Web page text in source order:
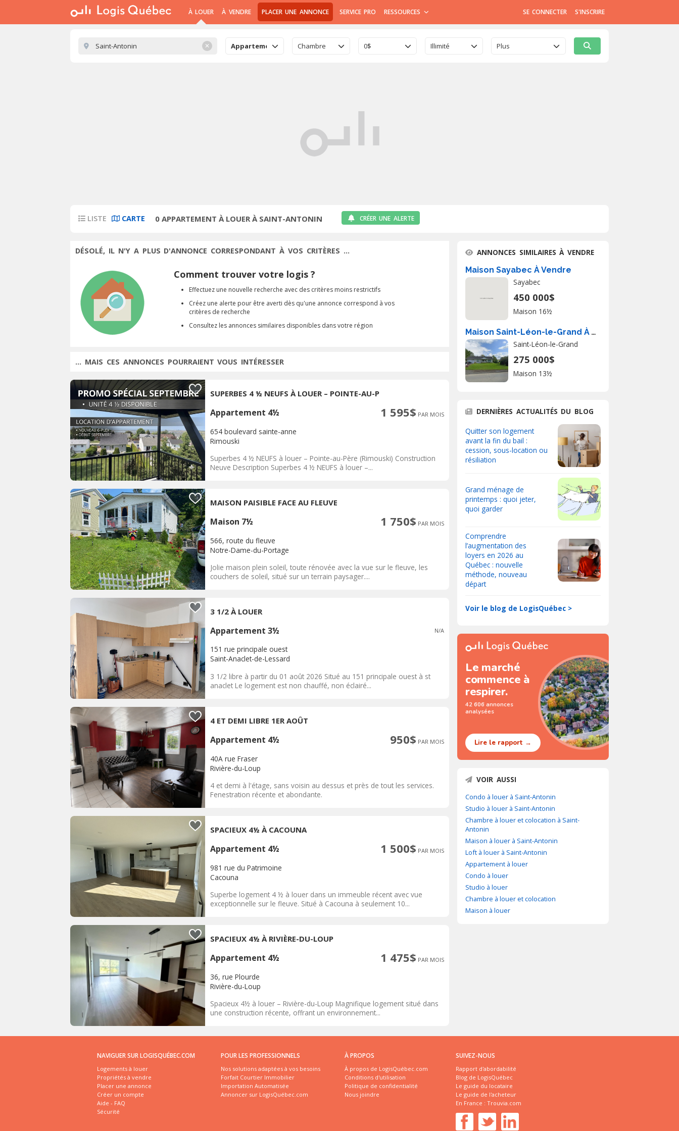
À LOUER À VENDRE PLACER UNE ANNONCE SERVICE PRO RESSOURCES SE CONNECTER S'INSCRIRE
✕ Appartement Chambre 0$ Illimité Plus
LISTE CARTE 0 APPARTEMENT À LOUER À SAINT-ANTONIN CRÉER UNE ALERTE
DÉSOLÉ, IL N'Y A PLUS D'ANNONCE CORRESPONDANT À VOS CRITÈRES ...
Comment trouver votre logis ?
Effectuez une nouvelle recherche avec des critères moins restrictifs
Créez une alerte pour être averti dès qu'une annonce correspond à vos
critères de recherche
Consultez les annonces similaires disponibles dans votre région
... MAIS CES ANNONCES POURRAIENT VOUS INTÉRESSER
SUPERBES 4 ½ NEUFS À LOUER – POINTE-AU-P
Appartement 4½ 1 595$ PAR MOIS
654 boulevard sainte-anne
Rimouski
Superbes 4 ½ NEUFS à louer – Pointe-au-Père (Rimouski) Construction
Neuve Description Superbes 4 ½ NEUFS à louer –...
MAISON PAISIBLE FACE AU FLEUVE
Maison 7½ 1 750$ PAR MOIS
566, route du fleuve
Notre-Dame-du-Portage
Jolie maison plein soleil, toute rénovée avec la vue sur le fleuve, les
couchers de soleil, situé sur un terrain paysager....
3 1/2 À LOUER
Appartement 3½ N/A
151 rue principale ouest
Saint-Anaclet-de-Lessard
3 1/2 libre à partir du 01 août 2026 Situé au 151 principale ouest à st
anaclet Le logement est non chauffé, non éclairé...
4 ET DEMI LIBRE 1ER AOÛT
Appartement 4½ 950$ PAR MOIS
40A rue Fraser
Rivière-du-Loup
4 et demi à l'étage, sans voisin au dessus et près de tout les services.
Fenestration récente et abondante.
SPACIEUX 4½ À CACOUNA
Appartement 4½ 1 500$ PAR MOIS
981 rue du Patrimoine
Cacouna
Superbe logement 4 ½ à louer dans un immeuble récent avec vue
exceptionnelle sur le fleuve. Situé à Cacouna à seulement 10...
SPACIEUX 4½ À RIVIÈRE-DU-LOUP
Appartement 4½ 1 475$ PAR MOIS
36, rue Plourde
Rivière-du-Loup
Spacieux 4½ à louer – Rivière-du-Loup Magnifique logement situé dans
une construction récente, offrant un environnement...
ANNONCES SIMILAIRES À VENDRE
Maison Sayabec À Vendre
Sayabec
450 000$
Maison 16½
Maison Saint-Léon-le-Grand À Vendre
Saint-Léon-le-Grand
275 000$
Maison 13½
DERNIÈRES ACTUALITÉS DU BLOG
Quitter son logement
avant la fin du bail :
cession, sous-location ou
résiliation
Grand ménage de
printemps : quoi jeter,
quoi garder
Comprendre
l’augmentation des
loyers en 2026 au
Québec : nouvelle
méthode, nouveau
départ
Voir le blog de LogisQuébec >
Le marché
commence à
respirer.
42 606 annonces
analysées
Lire le rapport →
VOIR AUSSI
Condo à louer à Saint-Antonin
Studio à louer à Saint-Antonin
Chambre à louer et colocation à Saint-
Antonin
Maison à louer à Saint-Antonin
Loft à louer à Saint-Antonin
Appartement à louer
Condo à louer
Studio à louer
Chambre à louer et colocation
Maison à louer
NAVIGUER SUR LOGISQUÉBEC.COM
Logements à louer
Propriétés à vendre
Placer une annonce
Créer un compte
Aide - FAQ
Sécurité
POUR LES PROFESSIONNELS
Nos solutions adaptées à vos besoins
Forfait Courtier Immobilier
Importation Automatisée
Annoncer sur LogisQuébec.com
À PROPOS
À propos de LogisQuébec.com
Conditions d'utilisation
Politique de confidentialité
Nous joindre
SUIVEZ-NOUS
Rapport d'abordabilité
Blog de LogisQuébec
Le guide du locataire
Le guide de l'acheteur
En France : Trouvia.com